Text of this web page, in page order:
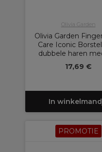
Olivia Garden
Olivia Garden
Care Iconic
dubbele haren
17,69 €
In
PROMOTIE